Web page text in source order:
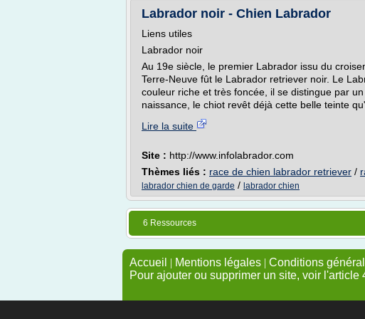
Labrador noir - Chien Labrador
Liens utiles
Labrador noir
Au 19e siècle, le premier Labrador issu du
Terre-Neuve fût le Labrador retriever noir. Le
couleur riche et très foncée, il se distingue par
naissance, le chiot revêt déjà cette belle teinte
Lire la suite
Site : http://www.infolabrador.com
Thèmes liés : race de chien labrador retriever /
labrador chien de garde / labrador chien
6 Ressources
Accueil | Mentions légales | Conditions
Pour ajouter ou supprimer un site, voir l'article